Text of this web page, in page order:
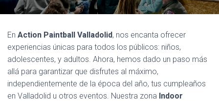
En Action Paintball Valladolid, nos encanta ofrecer
experiencias únicas para todos los públicos: niños,
adolescentes, y adultos. Ahora, hemos dado un paso más
allá para garantizar que disfrutes al máximo,
independientemente de la época del año, tus cumpleaños
en Valladolid u otros eventos. Nuestra zona Indoor